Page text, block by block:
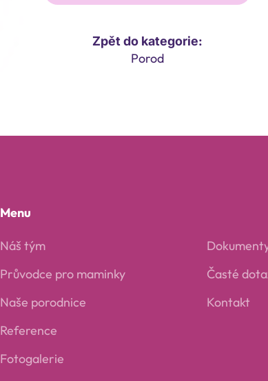
Zpět do kategorie:
Porod
Menu
Náš tým
Průvodce pro maminky
Naše porodnice
Reference
Fotogalerie
Časté
Kontakt